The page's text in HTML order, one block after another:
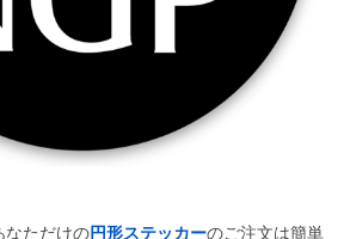
なただけの円形ステッカーのご注文は簡単